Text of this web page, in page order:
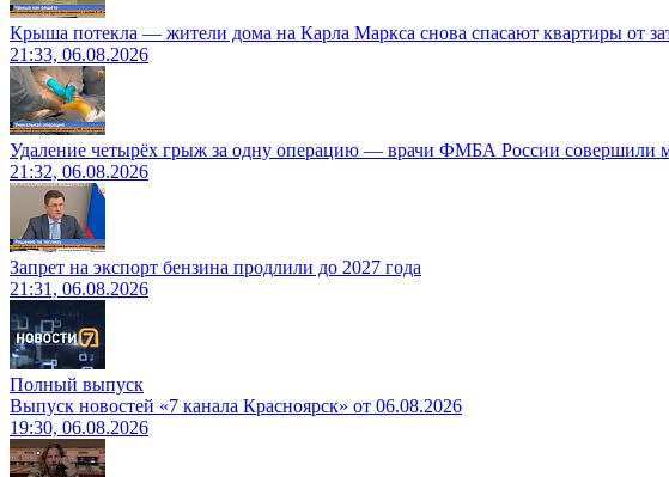
Крыша потекла — жители дома на Карла Маркса снова спасают квартиры от
21:33, 06.08.2026
Удаление четырёх грыж за одну операцию — врачи ФМБА России совершили
21:32, 06.08.2026
Запрет на экспорт бензина продлили до 2027 года
21:31, 06.08.2026
Полный выпуск
Выпуск новостей «7 канала Красноярск» от 06.08.2026
19:30, 06.08.2026